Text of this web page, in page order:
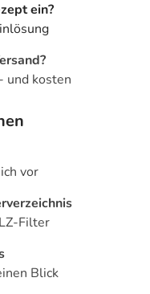
ein?
und kosten
vor
Filter
Blick